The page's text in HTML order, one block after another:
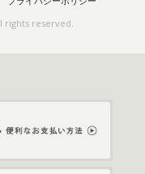
rights reserved.